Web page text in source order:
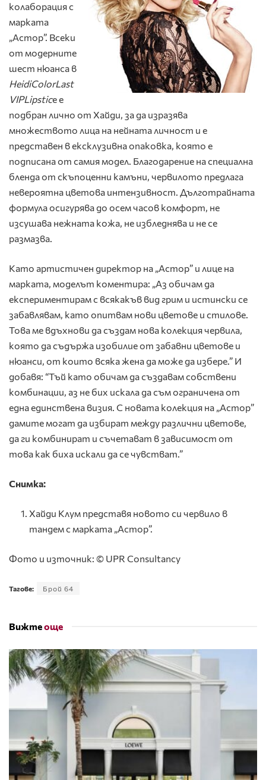
колаборация с
марката
„Астор”. Всеки
от модерните
шест нюанса в
HeidiColorLast
VIPLipsticе е
подбран лично от Хайди, за да изразява
множеството лица на нейната личност и е
представен в ексклузивна опаковка, която е
подписана от самия модел. Благодарение на специална
бленда от скъпоценни камъни, червилото предлага
невероятна цветова интензивност. Дълготрайната
формула осигурява до осем часов комфорт, не
изсушава нежната кожа, не избледнява и не се
размазва.
Като артистичен директор на „Астор” и лице на
марката, моделът коментира: „Аз обичам да
експериментирам с всякакъв вид грим и истински се
забавлявам, като опитвам нови цветове и стилове.
Това ме вдъхнови да създам нова колекция червила,
която да съдържа изобилие от забавни цветове и
нюанси, от които всяка жена да може да избере.” И
добавя: “Тъй като обичам да създавам собствени
комбинации, аз не бих искала да съм ограничена от
една единствена визия. С новата колекция на „Астор”
дамите могат да избират между различни цветове,
да ги комбинират и съчетават в зависимост от
това как биха искали да се чувстват.”
Снимка:
Хайди Клум представя новото си червило в
тандем с марката „Астор”.
Фото и източник: © UPR Consultancy
Тагове: Брой 64
Вижтеоще